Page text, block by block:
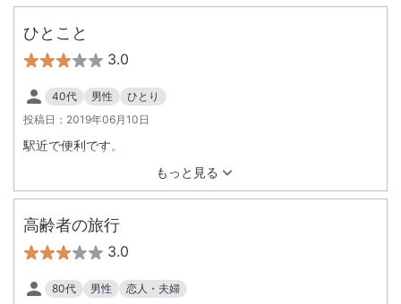
ひとこと
3.0
40代 男性
ひとり
投稿日： 2019年06月10日
もっと見る
駅近で便利です。
高齢者の旅行
3.0
80代 男性
恋人・夫婦